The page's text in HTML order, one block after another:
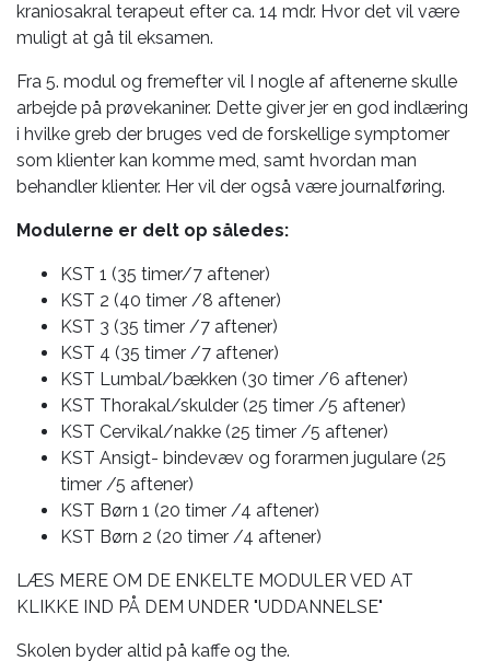
kraniosakral terapeut efter ca. 14 mdr. Hvor det vil være
muligt at gå til eksamen.
Fra 5. modul og fremefter vil I nogle af aftenerne skulle
arbejde på prøvekaniner. Dette giver jer en god indlæring
i hvilke greb der bruges ved de forskellige symptomer
som klienter kan komme med, samt hvordan man
behandler klienter. Her vil der også være journalføring.
Modulerne er delt op således:
KST 1 (35 timer/7 aftener)
KST 2 (40 timer /8 aftener)
KST 3 (35 timer /7 aftener)
KST 4 (35 timer /7 aftener)
KST Lumbal/bækken (30 timer /6 aftener)
KST Thorakal/skulder (25 timer /5 aftener)
KST Cervikal/nakke (25 timer /5 aftener)
KST Ansigt- bindevæv og forarmen jugulare (25
timer /5 aftener)
KST Børn 1 (20 timer /4 aftener)
KST Børn 2 (20 timer /4 aftener)
LÆS MERE OM DE ENKELTE MODULER VED AT
KLIKKE IND PÅ DEM UNDER "UDDANNELSE"
Skolen byder altid på kaffe og the.